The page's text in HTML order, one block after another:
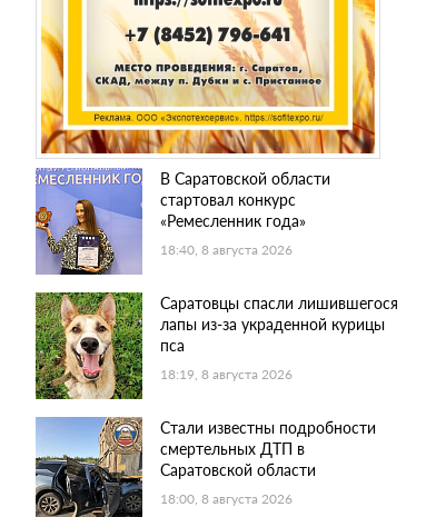
В Саратовской области
стартовал конкурс
«Ремесленник года»
18:40, 8 августа 2026
Саратовцы спасли лишившегося
лапы из-за украденной курицы
пса
18:19, 8 августа 2026
Стали известны подробности
смертельных ДТП в
Саратовской области
18:00, 8 августа 2026